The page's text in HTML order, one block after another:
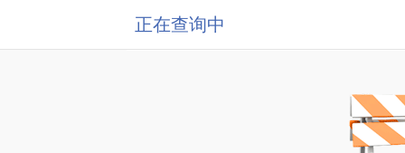
正在查询中